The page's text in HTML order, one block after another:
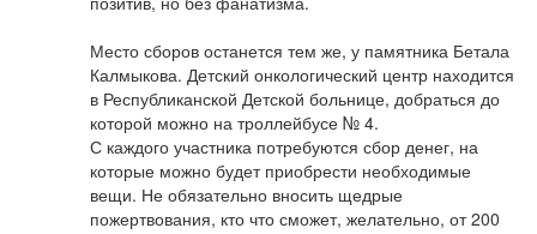
Место сборов останется тем же, у памятника Бетала
Калмыкова. Детский онкологический центр находится
в Республиканской Детской больнице, добраться до
которой можно на троллейбусе № 4.
С каждого участника потребуются сбор денег, на
которые можно будет приобрести необходимые
вещи. Не обязательно вносить щедрые
пожертвования, кто что сможет, желательно, от 200